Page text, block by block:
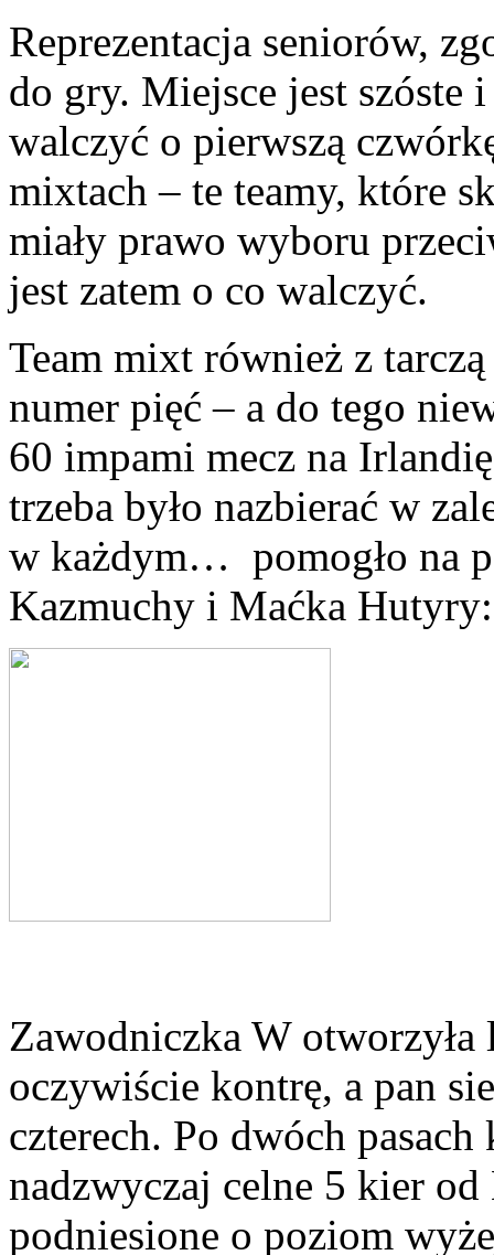
Reprezentacja seniorów,
do gry. Miejsce jest szóste
walczyć o pierwszą
mixtach – te teamy, które
miały prawo wyboru
jest zatem o co walczyć.
Team mixt również z
numer pięć – a do tego
60 impami mecz na
trzeba było nazbierać w
w każdym… pomogło na
Kazmuchy i Maćka Hutyry:
Zawodniczka W otworzyła
oczywiście kontrę, a pan
czterech. Po dwóch
nadzwyczaj celne 5 kier od
podniesione o poziom